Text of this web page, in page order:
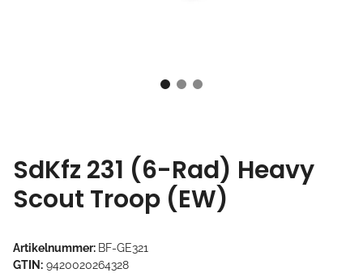
SdKfz 231 (6-Rad) Heavy
Scout Troop (EW)
Artikelnummer: BF-GE321
GTIN: 9420020264328